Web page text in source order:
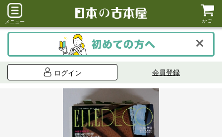
メニュー かご
ログイン 会員登録